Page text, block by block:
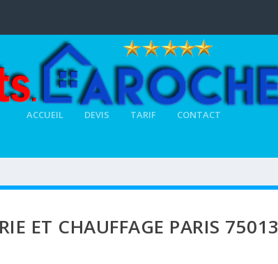
ACCUEIL DEVIS TARIF CONTACT
ET CHAUFFAGE PARIS 75013